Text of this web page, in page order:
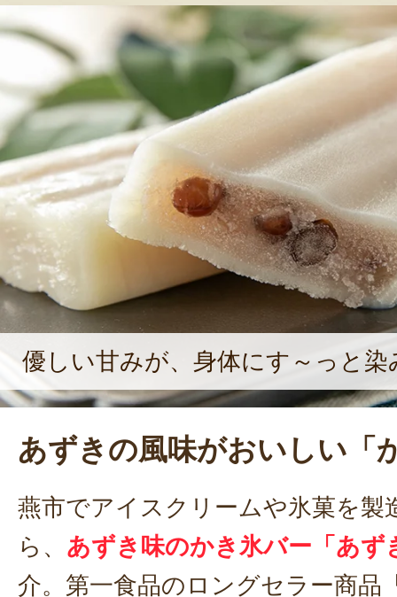
シリーズは、「白くて丸い形がかわ
び、大ヒット。「今、日本のアイス
います。最中や餅といった和のアイ
いです」と夢を語った。
優しい甘みが、身体にす～っと
あずきの風味がおいしい「
燕市でアイスクリームや氷菓を製
ら、 あずき味のかき氷バー「あず
介。第一食品のロングセラー商品